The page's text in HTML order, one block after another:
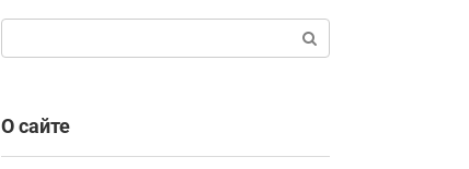
О сайте